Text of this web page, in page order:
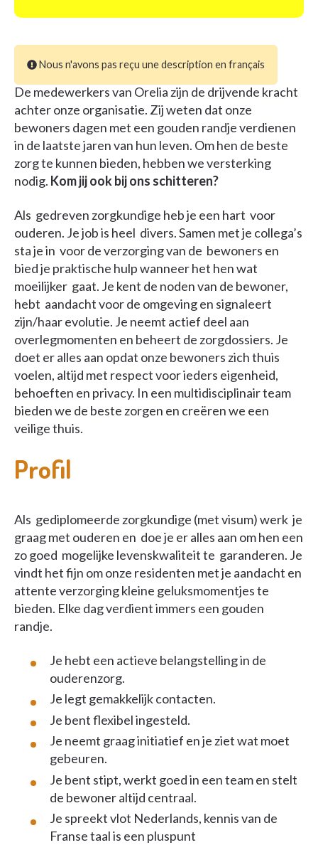
Nous n'avons pas reçu une description en français
De medewerkers van Orelia zijn de drijvende kracht
achter onze organisatie. Zij weten dat onze
bewoners dagen met een gouden randje verdienen
in de laatste jaren van hun leven. Om hen de beste
zorg te kunnen bieden, hebben we versterking
nodig. Kom jij ook bij ons schitteren?
Als gedreven zorgkundige heb je een hart voor
ouderen. Je job is heel divers. Samen met je collega’s
sta je in voor de verzorging van de bewoners en
bied je praktische hulp wanneer het hen wat
moeilijker gaat. Je kent de noden van de bewoner,
hebt aandacht voor de omgeving en signaleert
zijn/haar evolutie. Je neemt actief deel aan
overlegmomenten en beheert de zorgdossiers. Je
doet er alles aan opdat onze bewoners zich thuis
voelen, altijd met respect voor ieders eigenheid,
behoeften en privacy. In een multidisciplinair team
bieden we de beste zorgen en creëren we een
veilige thuis.
Profil
Als gediplomeerde zorgkundige (met visum) werk je
graag met ouderen en doe je er alles aan om hen een
zo goed mogelijke levenskwaliteit te garanderen. Je
vindt het fijn om onze residenten met je aandacht en
attente verzorging kleine geluksmomentjes te
bieden. Elke dag verdient immers een gouden
randje.
Je hebt een actieve belangstelling in de
ouderenzorg.
Je legt gemakkelijk contacten.
Je bent flexibel ingesteld.
Je neemt graag initiatief en je ziet wat moet
gebeuren.
Je bent stipt, werkt goed in een team en stelt
de bewoner altijd centraal.
Je spreekt vlot Nederlands, kennis van de
Franse taal is een pluspunt